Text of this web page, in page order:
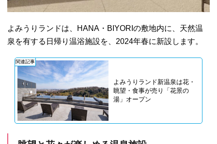
よみうりランドは、HANA・BIYORIの敷地内に、天然温
泉を有する日帰り温浴施設を、2024年春に新設します。
関連記事
よみうりランド新温泉は花・
眺望・食事が売り「花景の
湯」オープン